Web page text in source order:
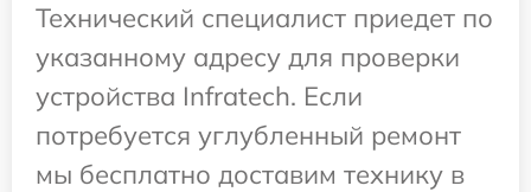
Технический специалист приедет по
указанному адресу для проверки
устройства Infratech. Если
потребуется углубленный ремонт
мы бесплатно доставим технику в